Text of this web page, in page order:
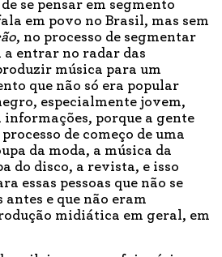
se pensar em segmento
em povo no Brasil, mas sem
, no processo de segmentar
a entrar no radar das
música para um
que não só era popular
especialmente jovem,
informações, porque a gente
de começo de uma
da moda, a música da
do disco, a revista, e isso
essas pessoas que não se
e que não eram
midiática em geral, em